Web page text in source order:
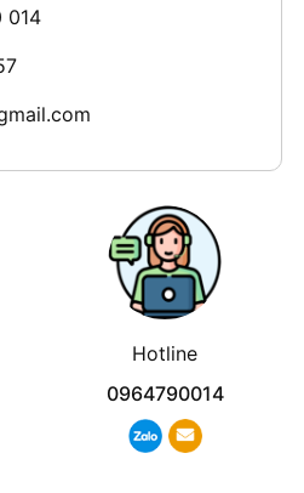
014
Hotline
0964790014